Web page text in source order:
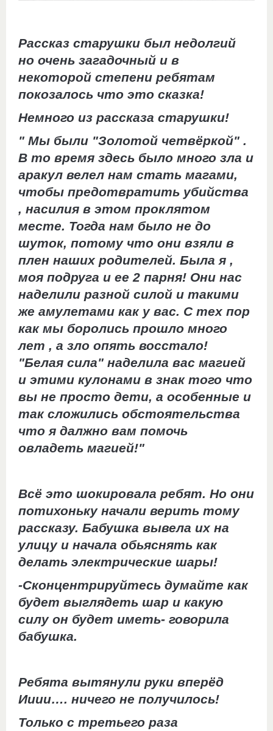
Рассказ старушки был недолгий
но очень загадочный и в
некоторой степени ребятам
покозалось что это сказка!
Немного из рассказа старушки!
" Мы были "Золотой четвёркой" .
В то время здесь было много зла и
аракул велел нам стать магами,
чтобы предотвратить убийства
, насилия в этом проклятом
месте. Тогда нам было не до
шуток, потому что они взяли в
плен наших родителей. Была я ,
моя подруга и ее 2 парня! Они нас
наделили разной силой и такими
же амулетами как у вас. С тех пор
как мы боролись прошло много
лет , а зло опять восстало!
"Белая сила" наделила вас магией
и этими кулонами в знак того что
вы не просто дети, а особенные и
так сложились обстоятельства
что я далжно вам помочь
овладеть магией!"
Всё это шокировала ребят. Но они
потихоньку начали верить тому
рассказу. Бабушка вывела их на
улицу и начала обьяснять как
делать электрические шары!
-Сконцентрируйтесь думайте как
будет выглядеть шар и какую
силу он будет иметь- говорила
бабушка.
Ребята вытянули руки вперёд
Ииии…. ничего не получилось!
Только с третьего раза